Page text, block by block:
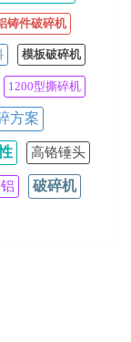
铸件破碎机
模板破碎机
1200型撕碎机
方案
高铬锤头
破碎机